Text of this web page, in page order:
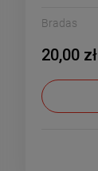
Bradas
20,00 zł